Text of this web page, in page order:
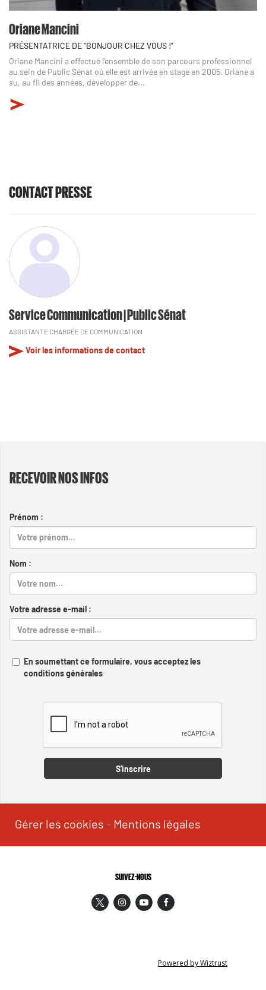
Oriane Mancini
PRÉSENTATRICE DE "BONJOUR CHEZ VOUS !"
Oriane Mancini a effectué l’ensemble de son parcours professionnel
au sein de Public Sénat où elle est arrivée en stage en 2005. Oriane a
su, au fil des années, développer de...
CONTACT PRESSE
Service Communication | Public Sénat
ASSISTANTE CHARGÉE DE COMMUNICATION
Voir les informations de contact
RECEVOIR NOS INFOS
Prénom :
Nom :
Votre adresse e-mail :
En soumettant ce formulaire, vous acceptez les
conditions générales
S'inscrire
Gérer les cookies - Mentions légales
SUIVEZ-NOUS
Powered by Wiztrust